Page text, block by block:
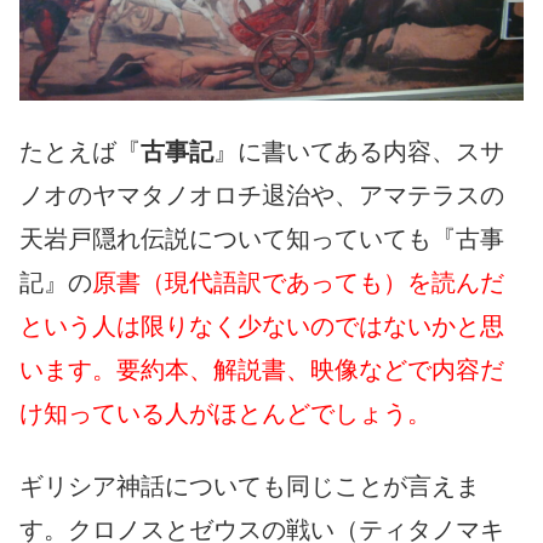
たとえば『古事記』に書いてある内容、スサ
ノオのヤマタノオロチ退治や、アマテラスの
天岩戸隠れ伝説について知っていても『古事
記』の原書（現代語訳であっても）を読んだ
という人は限りなく少ないのではないかと思
います。要約本、解説書、映像などで内容だ
け知っている人がほとんどでしょう。
ギリシア神話についても同じことが言えま
す。クロノスとゼウスの戦い（ティタノマキ